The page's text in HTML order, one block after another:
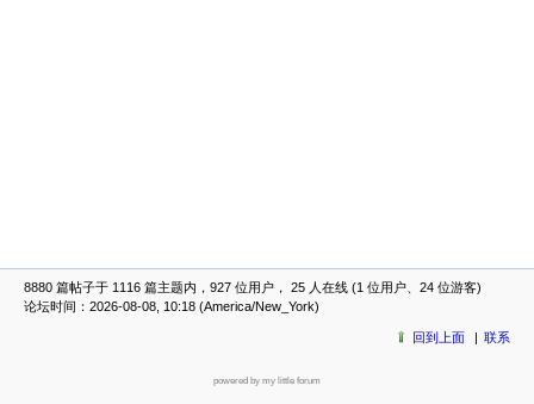
8880 篇帖子于 1116 篇主题内，927 位用户， 25 人在线 (1 位用户、24 位游客)
论坛时间：2026-08-08, 10:18 (America/New_York)
回到上面 联系
powered by my little forum